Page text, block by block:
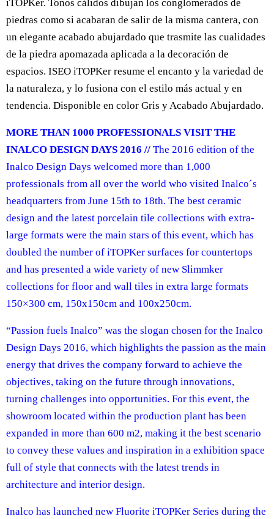
iTOPKer. Tonos cálidos dibujan los conglomerados de
piedras como si acabaran de salir de la misma cantera, con
un elegante acabado abujardado que trasmite las cualidades
de la piedra apomazada aplicada a la decoración de
espacios. ISEO iTOPKer resume el encanto y la variedad de
la naturaleza, y lo fusiona con el estilo más actual y en
tendencia. Disponible en color Gris y Acabado Abujardado.
MORE THAN 1000 PROFESSIONALS VISIT THE
INALCO DESIGN DAYS 2016 // The 2016 edition of the
Inalco Design Days welcomed more than 1,000
professionals from all over the world who visited Inalco´s
headquarters from June 15th to 18th. The best ceramic
design and the latest porcelain tile collections with extra-
large formats were the main stars of this event, which has
doubled the number of iTOPKer surfaces for countertops
and has presented a wide variety of new Slimmker
collections for floor and wall tiles in extra large formats
150×300 cm, 150x150cm and 100x250cm.
“Passion fuels Inalco” was the slogan chosen for the Inalco
Design Days 2016, which highlights the passion as the main
energy that drives the company forward to achieve the
objectives, taking on the future through innovations,
turning challenges into opportunities. For this event, the
showroom located within the production plant has been
expanded in more than 600 m2, making it the best scenario
to convey these values and inspiration in a exhibition space
full of style that connects with the latest trends in
architecture and interior design.
Inalco has launched new Fluorite iTOPKer Series during the